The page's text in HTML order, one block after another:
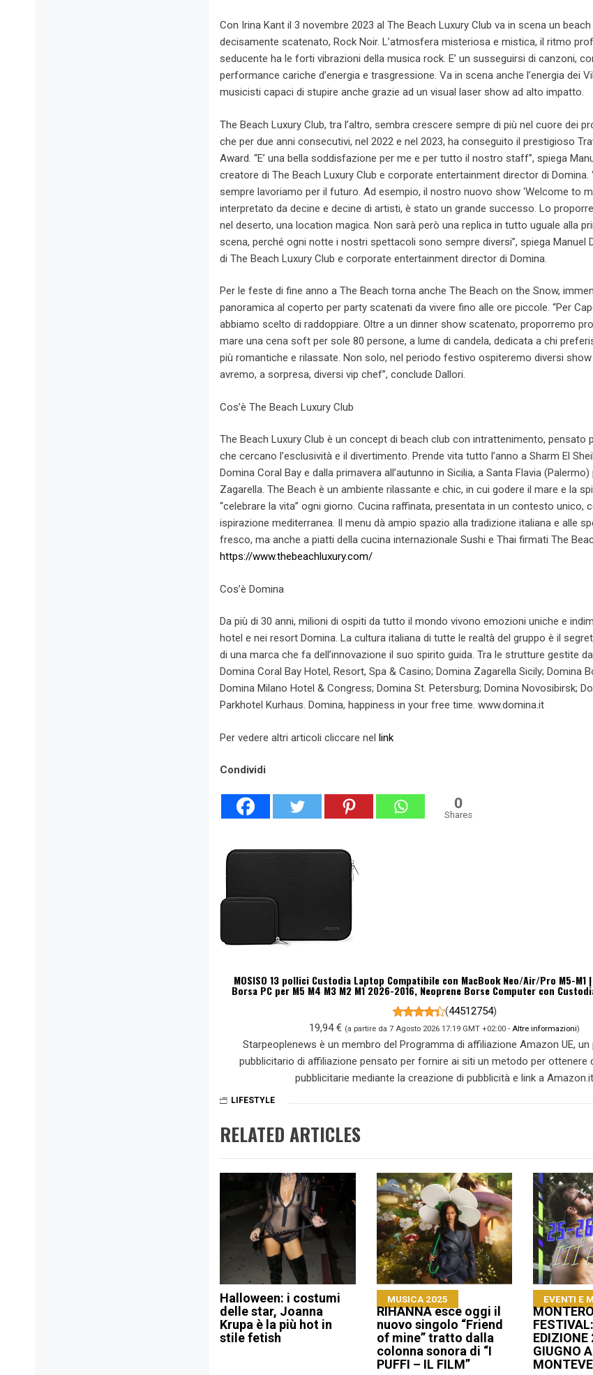
Con Irina Kant il 3 novembre 2023 al The Beach Luxury Club va in scena un
decisamente scatenato, Rock Noir. L’atmosfera misteriosa e mistica, il ritmo
seducente ha le forti vibrazioni della musica rock. E’ un susseguirsi di canzoni,
performance cariche d’energia e trasgressione. Va in scena anche l’energia dei
musicisti capaci di stupire anche grazie ad un visual laser show ad alto impatto.
The Beach Luxury Club, tra l’altro, sembra crescere sempre di più nel cuore dei
che per due anni consecutivi, nel 2022 e nel 2023, ha conseguito il prestigioso
Award. “E’ una bella soddisfazione per me e per tutto il nostro staff”, spiega
creatore di The Beach Luxury Club e corporate entertainment director di Domina.
sempre lavoriamo per il futuro. Ad esempio, il nostro nuovo show ‘Welcome to
interpretato da decine e decine di artisti, è stato un grande successo. Lo
nel deserto, una location magica. Non sarà però una replica in tutto uguale alla
scena, perché ogni notte i nostri spettacoli sono sempre diversi”, spiega Manuel
di The Beach Luxury Club e corporate entertainment director di Domina.
Per le feste di fine anno a The Beach torna anche The Beach on the Snow,
panoramica al coperto per party scatenati da vivere fino alle ore piccole. “Per
abbiamo scelto di raddoppiare. Oltre a un dinner show scatenato, proporremo
mare una cena soft per sole 80 persone, a lume di candela, dedicata a chi
più romantiche e rilassate. Non solo, nel periodo festivo ospiteremo diversi
avremo, a sorpresa, diversi vip chef”, conclude Dallori.
Cos’è The Beach Luxury Club
The Beach Luxury Club è un concept di beach club con intrattenimento, pensato
che cercano l’esclusività e il divertimento. Prende vita tutto l’anno a Sharm El
Domina Coral Bay e dalla primavera all’autunno in Sicilia, a Santa Flavia
Zagarella. The Beach è un ambiente rilassante e chic, in cui godere il mare e la
“celebrare la vita” ogni giorno. Cucina raffinata, presentata in un contesto unico,
ispirazione mediterranea. Il menu dà ampio spazio alla tradizione italiana e alle
fresco, ma anche a piatti della cucina internazionale Sushi e Thai firmati The
https://www.thebeachluxury.com/
Cos’è Domina
Da più di 30 anni, milioni di ospiti da tutto il mondo vivono emozioni uniche e
hotel e nei resort Domina. La cultura italiana di tutte le realtà del gruppo è il
di una marca che fa dell’innovazione il suo spirito guida. Tra le strutture gestite
Domina Coral Bay Hotel, Resort, Spa & Casino; Domina Zagarella Sicily; Domina
Domina Milano Hotel & Congress; Domina St. Petersburg; Domina Novosibirsk;
Parkhotel Kurhaus. Domina, happiness in your free time. www.domina.it
Per vedere altri articoli cliccare nel link
Condividi
0
Shares
MOSISO 13 pollici Custodia Laptop Compatibile con MacBook Neo/Air/Pro M5-M1
Borsa PC per M5 M4 M3 M2 M1 2026-2016, Neoprene Borse Computer con
(44512754)
19,94 € (a partire da 7 Agosto 2026 17:19 GMT +02:00 -Altre informazioni)
Starpeoplenews è un membro del Programma di affiliazione Amazon UE,
pubblicitario di affiliazione pensato per fornire ai siti un metodo per ottenere
pubblicitarie mediante la creazione di pubblicità e link a Amazon.it
LIFESTYLE
RELATED ARTICLES
Halloween: i costumi
delle star, Joanna
Krupa è la più hot in
stile fetish
MUSICA 2025
RIHANNA esce oggi il
nuovo singolo “Friend
of mine” tratto dalla
colonna sonora di “I
PUFFI – IL FILM”
EVENTI E
GIUGNO A